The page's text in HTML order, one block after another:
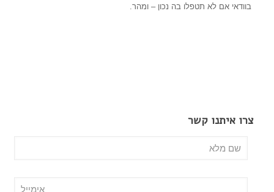
בוודאי אם לא תטפלו בה נכון – ומהר.
צרו איתנו קשר